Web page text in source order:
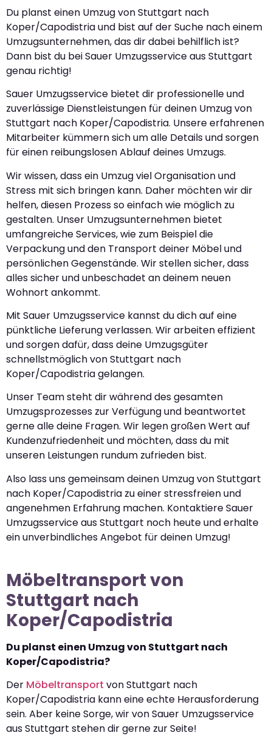
Du planst einen Umzug von Stuttgart nach
Koper/Capodistria und bist auf der Suche nach einem
Umzugsunternehmen, das dir dabei behilflich ist?
Dann bist du bei Sauer Umzugsservice aus Stuttgart
genau richtig!
Sauer Umzugsservice bietet dir professionelle und
zuverlässige Dienstleistungen für deinen Umzug von
Stuttgart nach Koper/Capodistria. Unsere erfahrenen
Mitarbeiter kümmern sich um alle Details und sorgen
für einen reibungslosen Ablauf deines Umzugs.
Wir wissen, dass ein Umzug viel Organisation und
Stress mit sich bringen kann. Daher möchten wir dir
helfen, diesen Prozess so einfach wie möglich zu
gestalten. Unser Umzugsunternehmen bietet
umfangreiche Services, wie zum Beispiel die
Verpackung und den Transport deiner Möbel und
persönlichen Gegenstände. Wir stellen sicher, dass
alles sicher und unbeschadet an deinem neuen
Wohnort ankommt.
Mit Sauer Umzugsservice kannst du dich auf eine
pünktliche Lieferung verlassen. Wir arbeiten effizient
und sorgen dafür, dass deine Umzugsgüter
schnellstmöglich von Stuttgart nach
Koper/Capodistria gelangen.
Unser Team steht dir während des gesamten
Umzugsprozesses zur Verfügung und beantwortet
gerne alle deine Fragen. Wir legen großen Wert auf
Kundenzufriedenheit und möchten, dass du mit
unseren Leistungen rundum zufrieden bist.
Also lass uns gemeinsam deinen Umzug von Stuttgart
nach Koper/Capodistria zu einer stressfreien und
angenehmen Erfahrung machen. Kontaktiere Sauer
Umzugsservice aus Stuttgart noch heute und erhalte
ein unverbindliches Angebot für deinen Umzug!
Möbeltransport von
Stuttgart nach
Koper/Capodistria
Du planst einen Umzug von Stuttgart nach
Koper/Capodistria?
Der Möbeltransport von Stuttgart nach
Koper/Capodistria kann eine echte Herausforderung
sein. Aber keine Sorge, wir von Sauer Umzugsservice
aus Stuttgart stehen dir gerne zur Seite!